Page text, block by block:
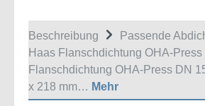
Beschreibung
Passende
Haas Flanschdichtung OHA-
Flanschdichtung OHA-Press DN
x 218 mm… Mehr